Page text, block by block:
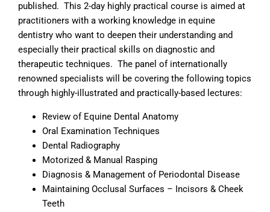
published. This 2-day highly practical course is aimed at
practitioners with a working knowledge in equine
dentistry who want to deepen their understanding and
especially their practical skills on diagnostic and
therapeutic techniques. The panel of internationally
renowned specialists will be covering the following topics
through highly-illustrated and practically-based lectures:
Review of Equine Dental Anatomy
Oral Examination Techniques
Dental Radiography
Motorized & Manual Rasping
Diagnosis & Management of Periodontal Disease
Maintaining Occlusal Surfaces – Incisors & Cheek
Teeth